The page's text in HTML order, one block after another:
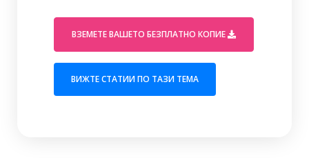
ВЗЕМЕТЕ ВАШЕТО БЕЗПЛАТНО КОПИЕ
ВИЖТЕ СТАТИИ ПО ТАЗИ ТЕМА